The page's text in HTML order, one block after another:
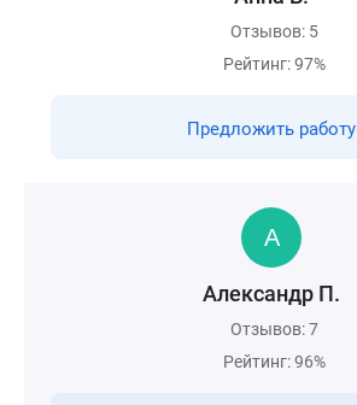
Отзывов: 5
Рейтинг: 97%
Предложить работу
Александр П.
Отзывов: 7
Рейтинг: 96%